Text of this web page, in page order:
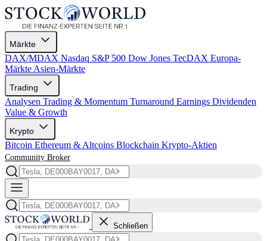
Märkte
DAX/MDAX Nasdaq S&P 500 Dow Jones TecDAX Europa-
Märkte Asien-Märkte
Trading
Analysen Trading & Momentum Turnaround Earnings Dividenden
Value & Growth
Krypto
Bitcoin Ethereum & Altcoins Blockchain Krypto-Aktien
Community Broker
Schließen